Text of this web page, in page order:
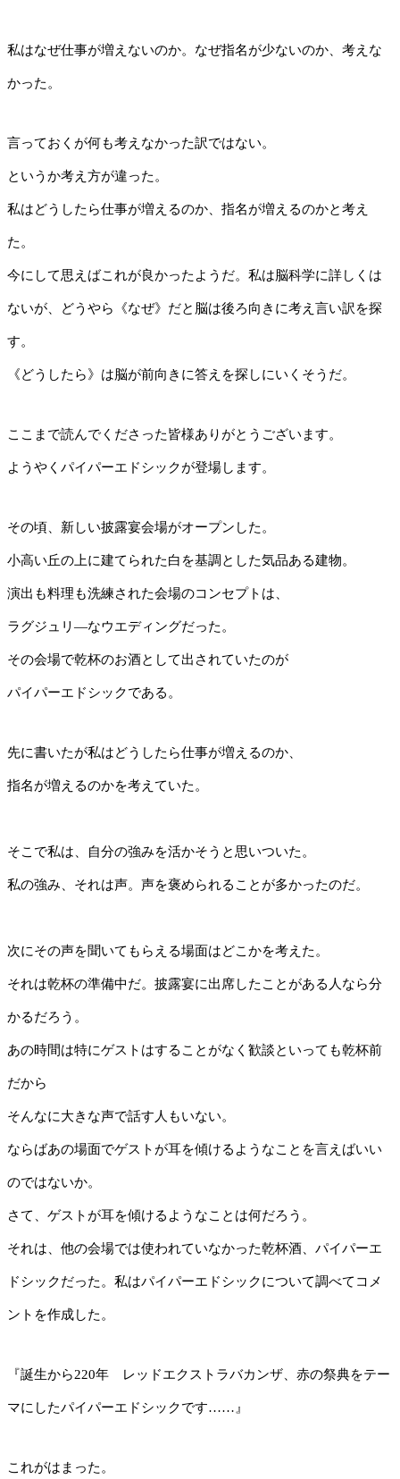
私はなぜ仕事が増えないのか。なぜ指名が少ないのか、考えな
かった。
言っておくが何も考えなかった訳ではない。
というか考え方が違った。
私はどうしたら仕事が増えるのか、指名が増えるのかと考え
た。
今にして思えばこれが良かったようだ。私は脳科学に詳しくは
ないが、どうやら《なぜ》だと脳は後ろ向きに考え言い訳を探
す。
《どうしたら》は脳が前向きに答えを探しにいくそうだ。
ここまで読んでくださった皆様ありがとうございます。
ようやくパイパーエドシックが登場します。
その頃、新しい披露宴会場がオープンした。
小高い丘の上に建てられた白を基調とした気品ある建物。
演出も料理も洗練された会場のコンセプトは、
ラグジュリ―なウエディングだった。
その会場で乾杯のお酒として出されていたのが
パイパーエドシックである。
先に書いたが私はどうしたら仕事が増えるのか、
指名が増えるのかを考えていた。
そこで私は、自分の強みを活かそうと思いついた。
私の強み、それは声。声を褒められることが多かったのだ。
次にその声を聞いてもらえる場面はどこかを考えた。
それは乾杯の準備中だ。披露宴に出席したことがある人なら分
かるだろう。
あの時間は特にゲストはすることがなく歓談といっても乾杯前
だから
そんなに大きな声で話す人もいない。
ならばあの場面でゲストが耳を傾けるようなことを言えばいい
のではないか。
さて、ゲストが耳を傾けるようなことは何だろう。
それは、他の会場では使われていなかった乾杯酒、パイパーエ
ドシックだった。私はパイパーエドシックについて調べてコメ
ントを作成した。
『誕生から220年 レッドエクストラバカンザ、赤の祭典をテー
マにしたパイパーエドシックです……』
これがはまった。